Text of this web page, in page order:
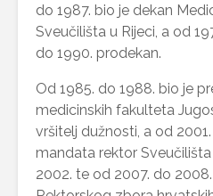
do 1987. bio je dekan
Sveučilišta u Rijeci, a od
do 1990. prodekan.
Od 1985. do 1988. bio je
medicinskih fakulteta
vršitelj dužnosti, a od
mandata rektor Sveučilišta
2002. te od 2007. do